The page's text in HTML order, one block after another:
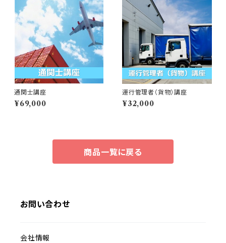
通関士講座
¥69,000
運行管理者（貨物）講座
¥32,000
商品一覧に戻る
お問い合わせ
会社情報